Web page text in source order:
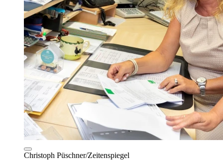
Christoph Püschner/Zeitenspiegel